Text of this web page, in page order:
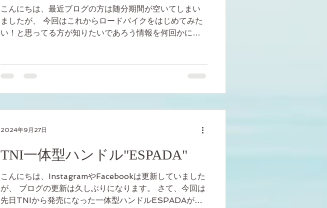
こんにちは、最近ブログの方は随分期間が空いてしまい
ましたが、 今回はこれからロードバイクをはじめてみた
い！と思ってる方が知りたいであろう情報を何回かに分
TNI一体型ハンドル"ESPADA"
こんにちは、InstagramやFacebookは更新していました
が、 ブログの更新は久しぶりになります。 さて、今回は
先日TNIから発売になった一体型ハンドルESPADAが気
2024年9月27日